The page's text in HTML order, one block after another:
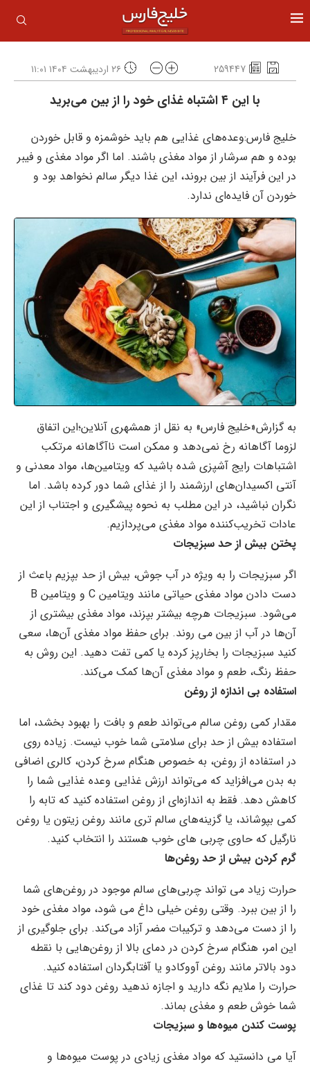
259447 ۲۶ اردیبهشت ۱۴۰۴ ۱۱:۰۱
با این ۴ اشتباه غذای خود را از بین می‌برید
خلیج فارس:وعده‌های غذایی هم باید خوشمزه و قابل خوردن
بوده و هم سرشار از مواد مغذی باشند. اما اگر مواد مغذی و فیبر
در این فرآیند از بین بروند، این غذا دیگر سالم نخواهد بود و
خوردن آن فایده‌ای ندارد.
به گزارش«خلیج فارس» به نقل از همشهری آنلاین؛این اتفاق
لزوما آگاهانه رخ نمی‌دهد و ممکن است ناآگاهانه مرتکب
اشتباهات رایج آشپزی شده باشید که ویتامین‌ها، مواد معدنی و
آنتی اکسیدان‌های ارزشمند را از غذای شما دور کرده باشد. اما
نگران نباشید، در این مطلب به نحوه پیشگیری و اجتناب از این
عادات تخریب‌کننده مواد مغذی می‌پردازیم.
پختن بیش از حد سبزیجات
اگر سبزیجات را به ویژه در آب جوش، بیش از حد بپزیم باعث از
دست دادن مواد مغذی حیاتی مانند ویتامین C و ویتامین B
می‌شود. سبزیجات هرچه بیشتر بپزند، مواد مغذی بیشتری از
آن‌ها در آب از بین می روند. برای حفظ مواد مغذی آن‌ها، سعی
کنید سبزیجات را بخارپز کرده یا کمی تفت دهید. این روش به
حفظ رنگ، طعم و مواد مغذی آن‌ها کمک می‌کند.
استفاده بی اندازه از روغن
مقدار کمی روغن سالم می‌تواند طعم و بافت را بهبود بخشد، اما
استفاده بیش از حد برای سلامتی شما خوب نیست. زیاده روی
در استفاده از روغن، به خصوص هنگام سرخ کردن، کالری اضافی
به بدن می‌افزاید که می‌تواند ارزش غذایی وعده غذایی شما را
کاهش دهد. فقط به اندازه‌ای از روغن استفاده کنید که تابه را
کمی بپوشاند، یا گزینه‌های سالم تری مانند روغن زیتون یا روغن
نارگیل که حاوی چربی های خوب هستند را انتخاب کنید.
گرم کردن بیش از حد روغن‌ها
حرارت زیاد می تواند چربی‌های سالم موجود در روغن‌های شما
را از بین ببرد. وقتی روغن خیلی داغ می شود، مواد مغذی خود
را از دست می‌دهد و ترکیبات مضر آزاد می‌کند. برای جلوگیری از
این امر، هنگام سرخ کردن در دمای بالا از روغن‌هایی با نقطه
دود بالاتر مانند روغن آووکادو یا آفتابگردان استفاده کنید.
حرارت را ملایم نگه دارید و اجازه ندهید روغن دود کند تا غذای
شما خوش طعم و مغذی بماند.
پوست کندن میوه‌ها و سبزیجات
آیا می دانستید که مواد مغذی زیادی در پوست میوه‌ها و